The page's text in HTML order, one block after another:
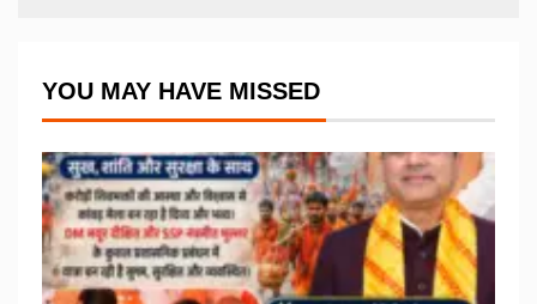
YOU MAY HAVE MISSED